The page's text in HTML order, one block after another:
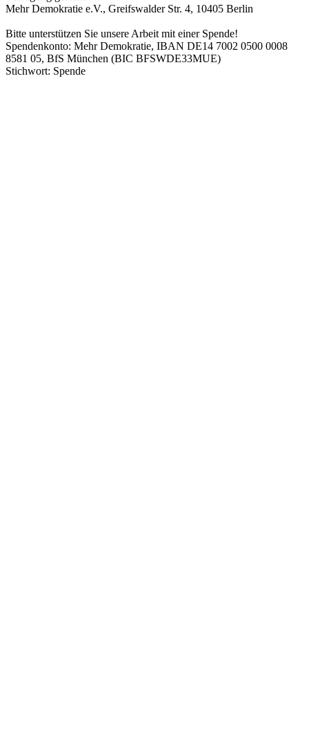
Mehr Demokratie e.V., Greifswalder Str. 4, 10405 Berlin
Bitte unterstützen Sie unsere Arbeit mit einer Spende!
Spendenkonto: Mehr Demokratie, IBAN DE14 7002 0500 0008
8581 05, BfS München (BIC BFSWDE33MUE)
Stichwort: Spende